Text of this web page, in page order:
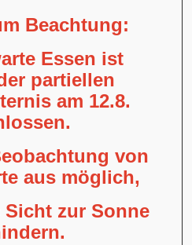
Beachtung:
Essen ist
partiellen
am 12.8.
von
aus möglich,
Sicht zur Sonne